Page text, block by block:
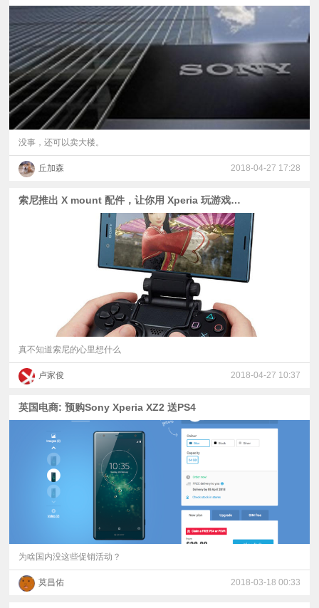
验
专
题
没事，还可以卖大楼。
丘加森 2018-04-27 17:28
索尼推出 X mount 配件，让你用 Xperia 玩游戏更爽快
真不知道索尼的心里想什么
卢家俊 2018-04-27 10:37
英国电商: 预购Sony Xperia XZ2 送PS4
为啥国内没这些促销活动？
莫昌佑 2018-03-18 00:33